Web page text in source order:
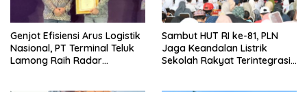
Genjot Efisiensi Arus Logistik
Nasional, PT Terminal Teluk
Lamong Raih Radar
Sambut HUT RI ke-81, PLN
Jaga Keandalan Listrik
Sekolah Rakyat Terintegrasi 1